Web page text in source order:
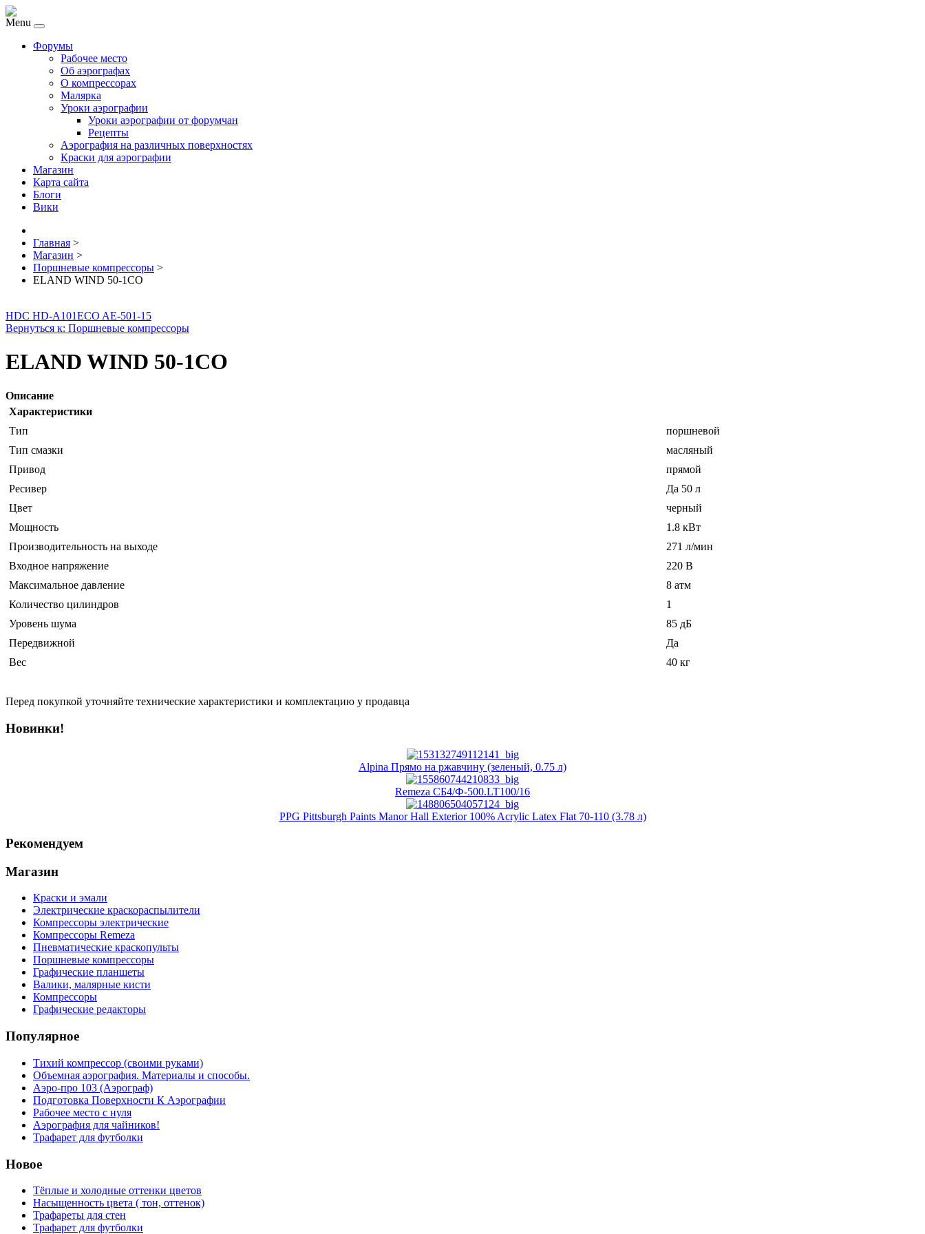
Menu
Форумы
Рабочее место
Об аэрографах
О компрессорах
Малярка
Уроки аэрографии
Уроки аэрографии от форумчан
Рецепты
Аэрография на различных поверхностях
Краски для аэрографии
Магазин
Карта сайта
Блоги
Вики
Главная >
Магазин >
Поршневые компрессоры >
ELAND WIND 50-1CO
HDC HD-A101ECO AE-501-15
Вернуться к: Поршневые компрессоры
ELAND WIND 50-1CO
Описание
Характеристики
Тип
поршневой
Тип смазки
масляный
Привод
прямой
Ресивер
Да 50 л
Цвет
черный
Мощность
1.8 кВт
Производительность на выходе
271 л/мин
Входное напряжение
220 В
Максимальное давление
8 атм
Количество цилиндров
1
Уровень шума
85 дБ
Передвижной
Да
Вес
40 кг
Перед покупкой уточняйте технические характеристики и комплектацию у продавца
Новинки!
Alpina Прямо на ржавчину (зеленый, 0.75 л)
Remeza СБ4/Ф-500.LT100/16
PPG Pittsburgh Paints Manor Hall Exterior 100% Acrylic Latex Flat 70-110 (3.78 л)
Рекомендуем
Магазин
Краски и эмали
Электрические краскораспылители
Компрессоры электрические
Компрессоры Remeza
Пневматические краскопульты
Поршневые компрессоры
Графические планшеты
Валики, малярные кисти
Компрессоры
Графические редакторы
Популярное
Тихий компрессор (своими руками)
Объемная аэрография. Материалы и способы.
Аэро-про 103 (Аэрограф)
Подготовка Поверхности К Аэрографии
Рабочее место с нуля
Аэрография для чайников!
Трафарет для футболки
Новое
Тёплые и холодные оттенки цветов
Насыщенность цвета ( тон, оттенок)
Трафареты для стен
Трафарет для футболки